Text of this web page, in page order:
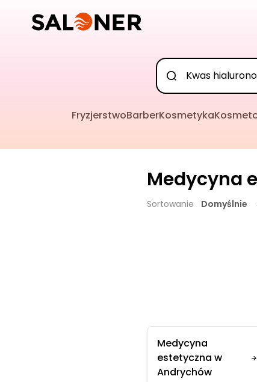
FryzjerstwoBarberKosmetyka
Medycyna
Sortowanie Domyślnie
Medycyna
estetyczna w
Andrychów